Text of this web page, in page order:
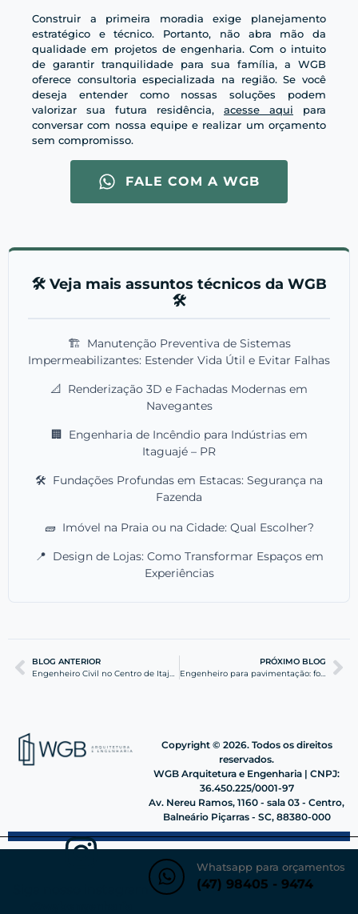
Construir a primeira moradia exige planejamento
estratégico e técnico. Portanto, não abra mão da
qualidade em projetos de engenharia. Com o intuito
de garantir tranquilidade para sua família, a WGB
oferece consultoria especializada na região. Se você
deseja entender como nossas soluções podem
valorizar sua futura residência, acesse aqui para
conversar com nossa equipe e realizar um orçamento
sem compromisso.
FALE COM A WGB
🛠️ Veja mais assuntos técnicos da WGB
🛠️
🏗️ Manutenção Preventiva de Sistemas
Impermeabilizantes: Estender Vida Útil e Evitar Falhas
📐 Renderização 3D e Fachadas Modernas em
Navegantes
🏢 Engenharia de Incêndio para Indústrias em
Itaguajé – PR
🛠️ Fundações Profundas em Estacas: Segurança na
Fazenda
🧱 Imóvel na Praia ou na Cidade: Qual Escolher?
📍 Design de Lojas: Como Transformar Espaços em
Experiências
BLOG ANTERIOR
Engenheiro Civil no Centro de Itajaí: Obras de Elite
PRÓXIMO BLOG
Engenheiro para pavimentação: foco em eficiência e conforto
Copyright © 2026. Todos os direitos
reservados.
WGB Arquitetura e Engenharia | CNPJ:
36.450.225/0001-97
Av. Nereu Ramos, 1160 - sala 03 - Centro,
Balneário Piçarras - SC, 88380-000
Whatsapp para orçamentos
(47) 98405 - 9474